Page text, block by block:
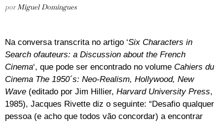
porMiguel Domingues
Na conversa transcrita no artigo ‘Six Characters in
Search ofauteurs: a Discussion about the French
Cinema‘, que pode ser encontrado no volume Cahiers du
Cinema The 1950´s: Neo-Realism, Hollywood, New
Wave (editado por Jim Hillier, Harvard University Press,
1985), Jacques Rivette diz o seguinte: “Desafio qualquer
pessoa (e acho que todos vão concordar) a encontrar